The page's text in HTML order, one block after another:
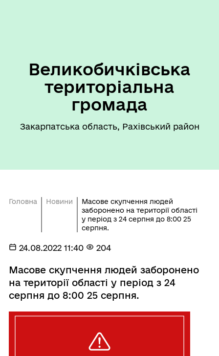
Великобичківська
територіальна
громада
Закарпатська область, Рахівський район
Головна Новини
Масове скупчення людей
заборонено на території області
у період з 24 серпня до 8:00 25
серпня.
24.08.2022 11:40 204
Масове скупчення людей заборонено
на території області у період з 24
серпня до 8:00 25 серпня.